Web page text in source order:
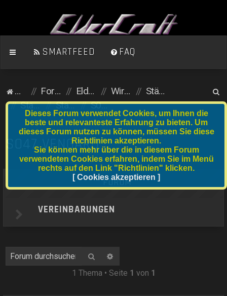
SMARTFEED FAQ
Homepage
Foren-Übersicht ElderCraft (Minecraft) Wirtschaftsserver
Städte und Anfängergrundstücke
Stadtserver
Stadtnummer S041 bis S060 S047 Vengard
u
S047 VENGARD
FORUM
VEREINBARUNGEN
Suche
1 Thema • Seite 1 von 1
Dieses Forum verwendet Cookies, um Ihnen die
beste und relevanteste Erfahrung zu bieten. Um
dieses Forum nutzen zu können, müssen Sie diese
Richtlinien akzeptieren.
Sie können mehr über die in diesem Forum
verwendeten Cookies erfahren, indem Sie im Menü
rechts auf den Link "Richtlinien" klicken.
[ Cookies akzeptieren ]